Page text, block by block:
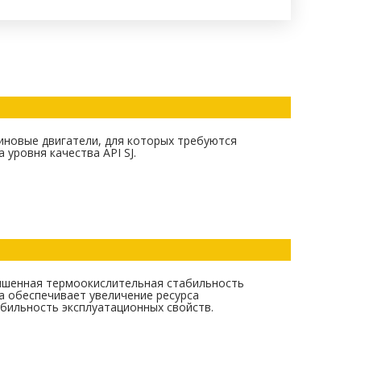
двигатели, для которых требуются
уровня качества API SJ.
термоокислительная стабильность
обеспечивает увеличение ресурса
эксплуатационных свойств.